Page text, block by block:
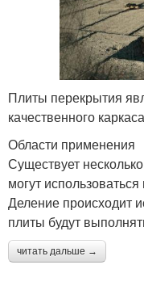
Плиты перекрытия
качественного
Области применения
Существует
могут
Деление происходит
плиты будут
читать дальше →